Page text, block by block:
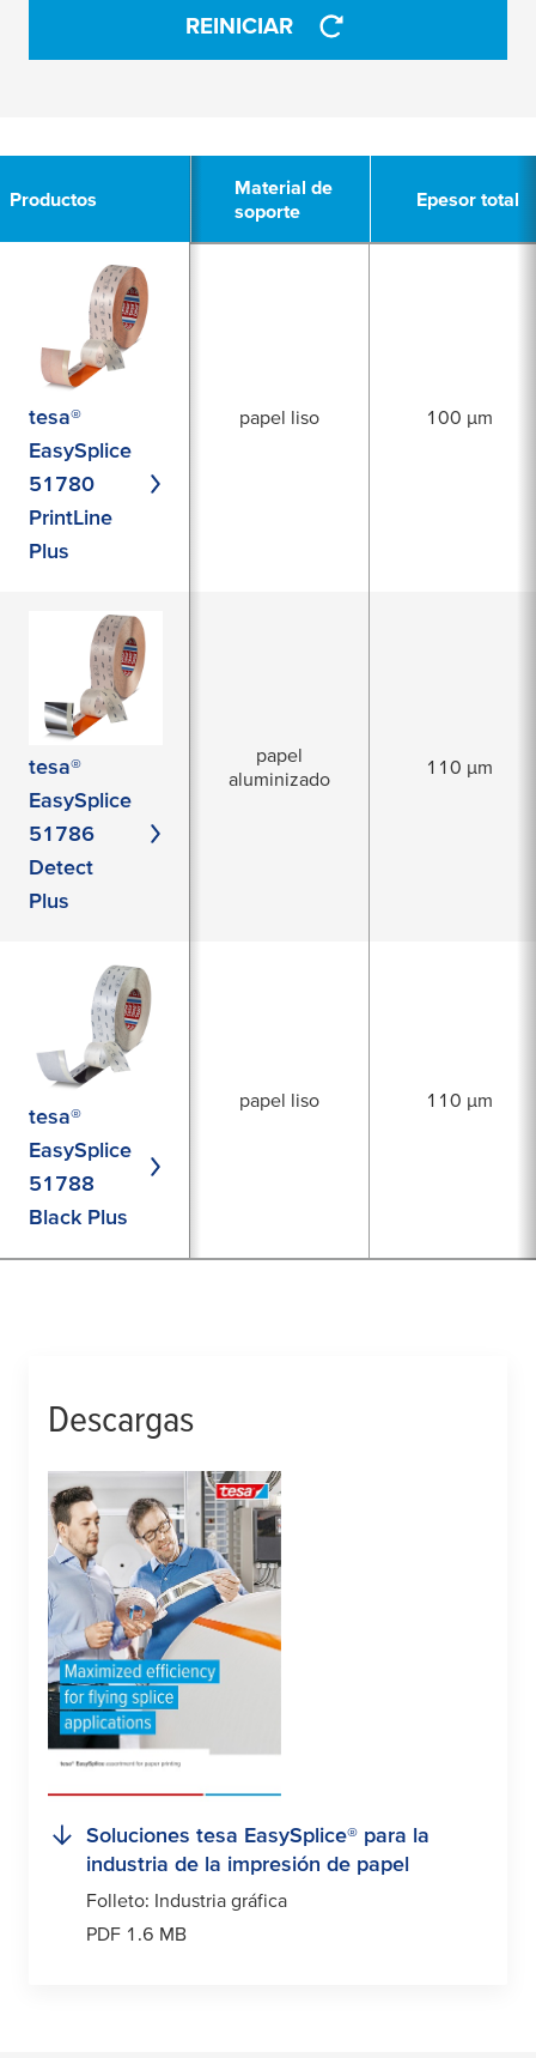
APLICAR
REINICIAR
Productos
Material de
soporte
Epesor total
Productos
Material de
soporte
Epesor total
tesa®
EasySplice
51780
PrintLine
Plus
papel liso 100 µm
tesa®
EasySplice
51786
Detect
Plus
papel
aluminizado
110 µm
tesa®
EasySplice
51788
Black Plus
papel liso 110 µm
Descargas
Soluciones tesa EasySplice® para la
industria de la impresión de papel
Folleto: Industria gráfica
PDF 1.6 MB